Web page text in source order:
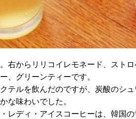
右からリリコイレモネード、スト
、グリーンティーです。
テルを飲んだのですが、炭酸のシ
な味わいでした。
レディ・アイスコーヒーは、韓国